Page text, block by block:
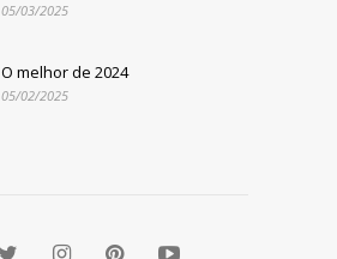
05/03/2025
O melhor de 2024
05/02/2025